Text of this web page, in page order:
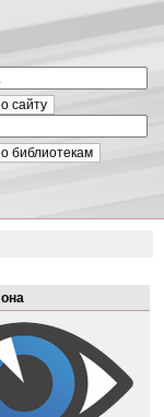
сайту
библиотекам